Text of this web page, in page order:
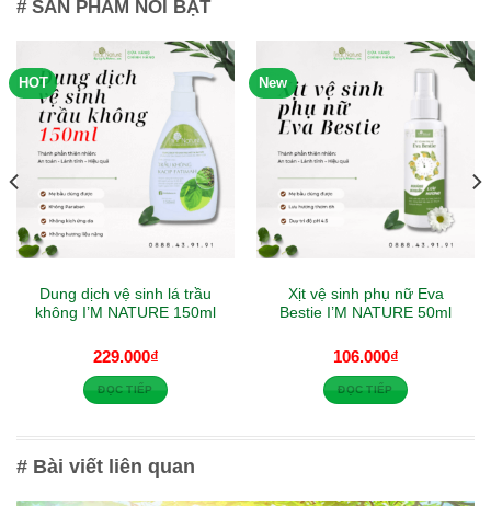
# SẢN PHẨM NỔI BẬT
HOT
Dung dịch vệ sinh lá trầu
không I’M NATURE 150ml
229.000₫
ĐỌC TIẾP
New
Xịt vệ sinh phụ nữ Eva
Bestie I’M NATURE 50ml
106.000₫
ĐỌC TIẾP
# Bài viết liên quan